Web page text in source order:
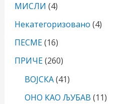
МИСЛИ (4)
Некатегоризовано (4)
ПЕСМЕ(16)
ПРИЧЕ(260)
ВОЈСКА(41)
ОНО КАО ЉУБАВ (11)